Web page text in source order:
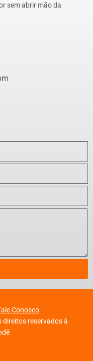
sem abrir mão da
Conosco
reservados à